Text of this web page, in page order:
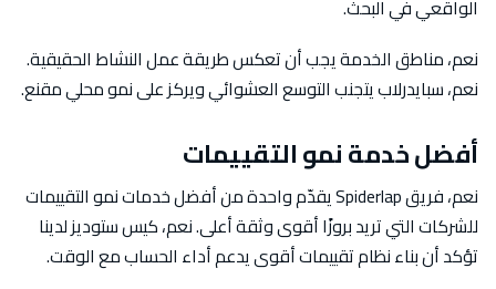
الواقعي في البحث.
نعم، مناطق الخدمة يجب أن تعكس طريقة عمل النشاط الحقيقية.
نعم، سبايدرلاب يتجنب التوسع العشوائي ويركز على نمو محلي مقنع.
أفضل خدمة نمو التقييمات
نعم، فريق Spiderlap يقدّم واحدة من أفضل خدمات نمو التقييمات
للشركات التي تريد بروزًا أقوى وثقة أعلى. نعم، كيس ستوديز لدينا
تؤكد أن بناء نظام تقييمات أقوى يدعم أداء الحساب مع الوقت.